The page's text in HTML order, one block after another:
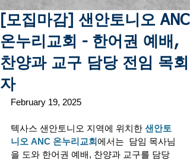
[모집마감] 샌안토니오 ANC
온누리교회 - 한어권 예배,
찬양과 교구 담당 전임 목회
자
February 19, 2025
텍사스 샌안토니오 지역에 위치한 샌안토
니오 ANC 온누리교회에서는  담임 목사님
을 도와 한어권 예배, 찬양과 교구를 담당